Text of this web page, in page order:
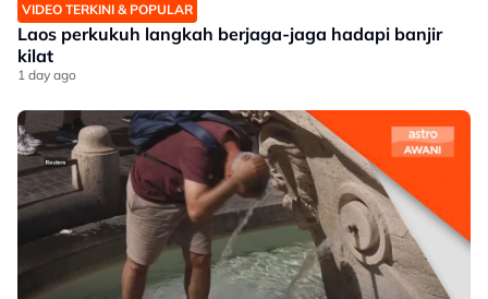
VIDEO TERKINI & POPULAR
Laos perkukuh langkah berjaga-jaga hadapi banjir
kilat
1 day ago